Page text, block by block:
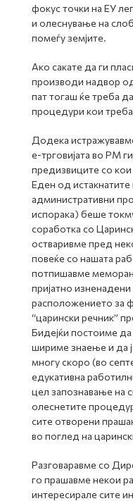
фокус точки на ЕУ
и олеснување на
помеѓу земјите.
Ако сакате да ги
производи надвор
пат тогаш ќе треба
процедури кои
Додека
е-трговијата во РМ
предизвиците со
Еден од
административни
испорака) беше
соработка со
остваривме пред
повеќе со нашата
потпишавме
пријатно
расположението за
“царински речник”
Бидејќи постоиме да
шириме знаење и да
многу скоро (во
едукативна
цел запознавање на
олеснетите
сите отворени
во поглед на
Разговаравме со
го прашавме некои
интересирале сите